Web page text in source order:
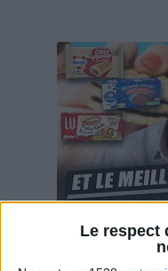
Le respect
Savane, LU,